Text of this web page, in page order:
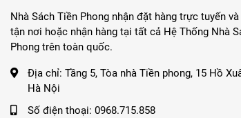
Nhà Sách Tiền Phong nhận đặt hàng trực tuyến
tận nơi hoặc nhận hàng tại tất cả Hệ Thống Nhà
Phong trên toàn quốc.
Địa chỉ: Tầng 5, Tòa nhà Tiền phong, 15 Hồ
Hà Nội
Số điện thoại: 0968.715.858